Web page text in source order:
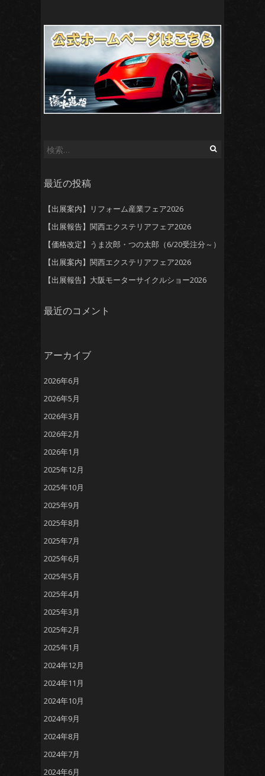
検
最近の投稿
【出展案内】リフォーム産業フェア2026
【出展報告】関西エクステリアフェア2026
【価格改定】うま次郎・つの太郎（6/20受注分～）
【出展案内】関西エクステリアフェア2026
【出展報告】大阪モーターサイクルショー2026
最近のコメント
アーカイブ
2026年6月
2026年5月
2026年3月
2026年2月
2026年1月
2025年12月
2025年10月
2025年9月
2025年8月
2025年7月
2025年6月
2025年5月
2025年4月
2025年3月
2025年2月
2025年1月
2024年12月
2024年11月
2024年10月
2024年9月
2024年8月
2024年7月
2024年6月